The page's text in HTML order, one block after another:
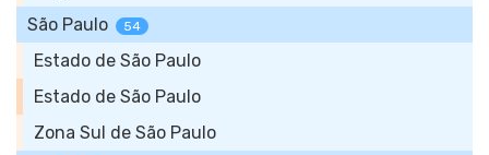
São Paulo
54
Estado de São Paulo
Estado de São Paulo
Zona Sul de São Paulo